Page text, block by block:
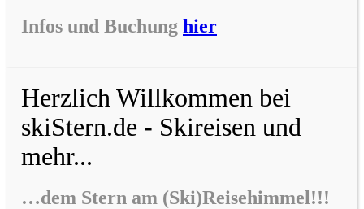
Infos und Buchung hier
Herzlich Willkommen bei
skiStern.de - Skireisen und
mehr...
…dem Stern am (Ski)Reisehimmel!!!